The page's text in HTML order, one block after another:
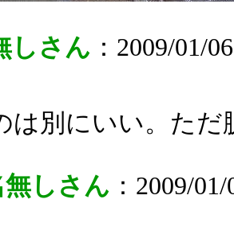
しさん ：2009/01/
は別にいい。た
無しさん ：2009/